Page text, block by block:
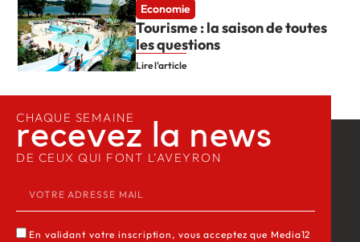
Economie
Tourisme : la saison de toutes
les questions
Lire l'article
CHAQUE SEMAINE
recevez la news​
DE CEUX QUI FONT L’AVEYRON
En validant votre inscription, vous acceptez que Media12